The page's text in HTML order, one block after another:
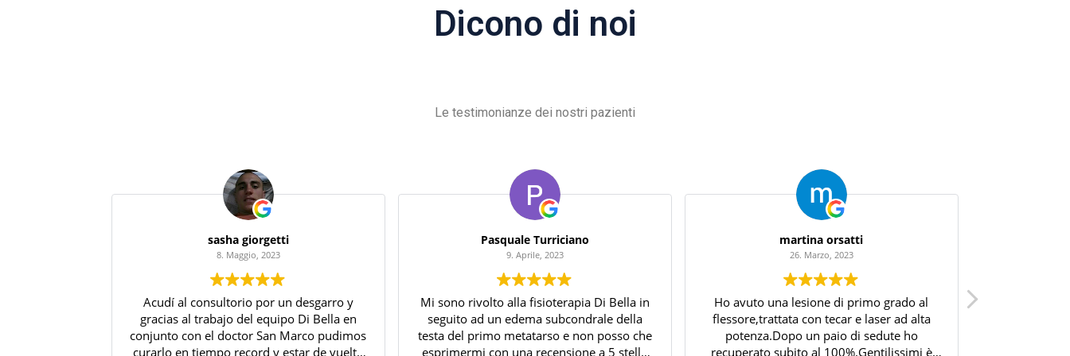
Dicono di noi
Le testimonianze dei nostri pazienti
sasha giorgetti
8. Maggio, 2023
Acudí al consultorio por un desgarro y
gracias al trabajo del equipo Di Bella en
conjunto con el doctor San Marco pudimos
curarlo en tiempo record y estar de vuelta
Pasquale Turriciano
9. Aprile, 2023
Mi sono rivolto alla fisioterapia Di Bella in
seguito ad un edema subcondrale della
testa del primo metatarso e non posso che
esprimermi con una recensione a 5 stelle
martina orsatti
26. Marzo, 2023
Ho avuto una lesione di primo grado al
flessore,trattata con tecar e laser ad alta
potenza.Dopo un paio di sedute ho
recuperato subito al 100%.Gentilissimi è